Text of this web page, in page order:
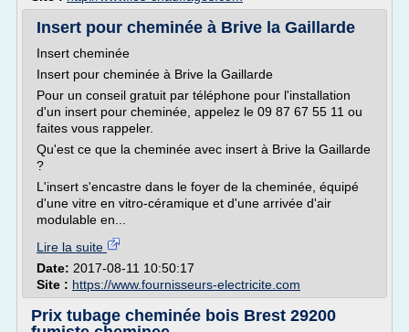
Insert pour cheminée à Brive la Gaillarde
Insert cheminée
Insert pour cheminée à Brive la Gaillarde
Pour un conseil gratuit par téléphone pour l'installation
d'un insert pour cheminée, appelez le 09 87 67 55 11 ou
faites vous rappeler.
Qu'est ce que la cheminée avec insert à Brive la Gaillarde
?
L'insert s'encastre dans le foyer de la cheminée, équipé
d'une vitre en vitro-céramique et d'une arrivée d'air
modulable en...
Lire la suite
Date: 2017-08-11 10:50:17
Site : https://www.fournisseurs-electricite.com
Prix tubage cheminée bois Brest 29200